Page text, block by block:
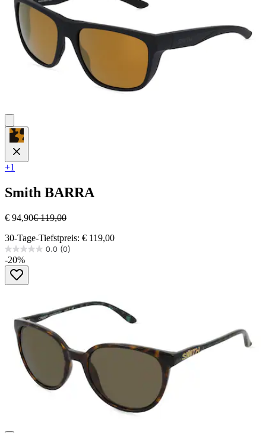
+1
Smith BARRA
€ 94,90€ 119,00
30-Tage-Tiefstpreis: € 119,00
0.0 (0)
0.0
von
Sternen.
-20%